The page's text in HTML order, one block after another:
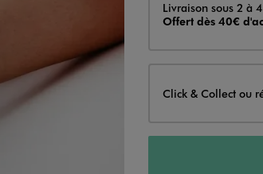
Livraison
Livraison sous 2 à
Offert dès 40€
Click & Collect ou